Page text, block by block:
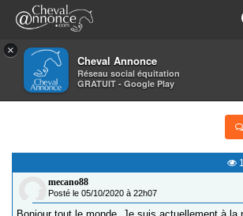
×
Cheval Annonce
Réseau social équitation
GRATUIT - Google Play
>Petites annonces>Ostéopathe équin
RECHERCHE OSTÉOPATHE ÉQUIN
mecano88
Posté le 05/10/2020 à 22h07